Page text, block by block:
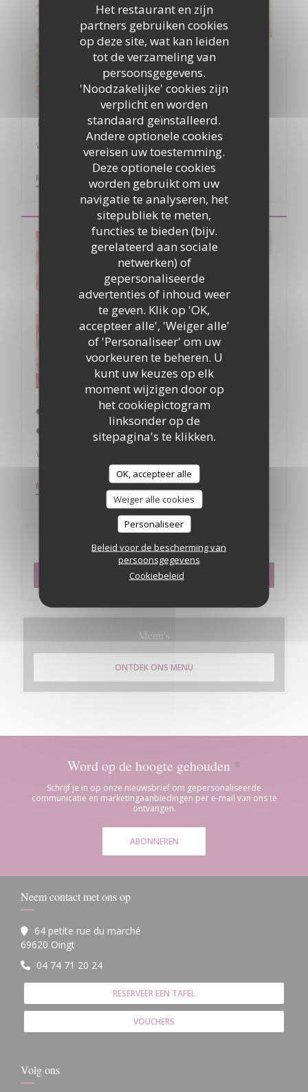
Het restaurant en zijn
partners gebruiken cookies
op deze site, wat kan leiden
tot de verzameling van
persoonsgegevens.
'Noodzakelijke' cookies zijn
verplicht en worden
standaard geïnstalleerd.
Andere optionele cookies
vereisen uw toestemming.
Deze optionele cookies
worden gebruikt om uw
navigatie te analyseren, het
sitepubliek te meten,
functies te bieden (bijv.
gerelateerd aan sociale
netwerken) of
gepersonaliseerde
advertenties of inhoud weer
te geven. Klik op 'OK,
accepteer alle', 'Weiger alle'
of 'Personaliseer' om uw
voorkeuren te beheren. U
kunt uw keuzes op elk
moment wijzigen door op
het cookiepictogram
linksonder op de
sitepagina's te klikken.
OK, accepteer alle
Weiger alle cookies
Personaliseer
Beleid voor de bescherming van
persoonsgegevens
Cookiebeleid
Van 05/04/2026 tot 06/04/2026 van 12h00 tot 16h00
🐣 Pâques à La Table du Donjon 🐣
MEER INFORMATIE ((OPENT IN EEN NIEUW VENSTER))
Van 14/02/2026 tot 15/02/2026 van 19h00 tot 00h30
❤️ Saint-Valentin à La Table du Donjon
❤️
MEER INFORMATIE ((OPENT IN EEN NIEUW VENSTER))
Reservering
RESERVEER EEN TAFEL
Menu's
ONTDEK ONS MENU
Word op de hoogte gehouden *
Schrijf je in op onze nieuwsbrief om gepersonaliseerde
communicatie en marketingaanbiedingen per e-mail van ons te
ontvangen.
ABONNEREN
Neem contact met ons op
64 petite rue du marché
69620 Oingt
04 74 71 20 24
RESERVEER EEN TAFEL
VOUCHERS
Volg ons